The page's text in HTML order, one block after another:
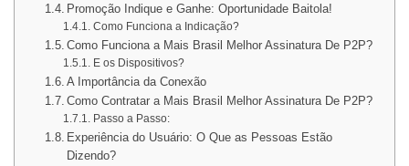
Promoção Indique e Ganhe: Oportunidade Baitola!
Como Funciona a Indicação?
Como Funciona a Mais Brasil Melhor Assinatura De P2P?
E os Dispositivos?
A Importância da Conexão
Como Contratar a Mais Brasil Melhor Assinatura De P2P?
Passo a Passo:
Experiência do Usuário: O Que as Pessoas Estão
Dizendo?